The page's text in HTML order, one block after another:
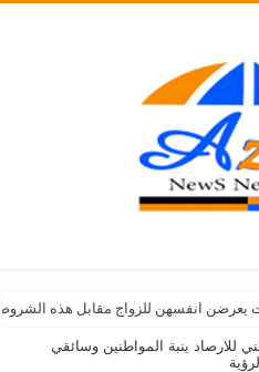
يعرضن انفسهن للزواج مقابل هذه
للارصاد ينبة المواطنين وسائقي